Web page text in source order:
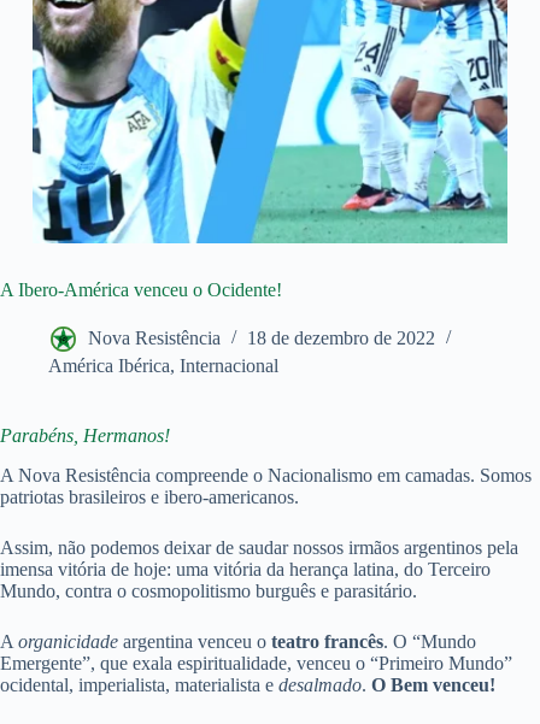
A Ibero-América venceu o Ocidente!
Nova Resistência
18 de dezembro de 2022
América Ibérica, Internacional
Parabéns, Hermanos!
A Nova Resistência compreende o Nacionalismo em camadas. Somos
patriotas brasileiros e ibero-americanos.
Assim, não podemos deixar de saudar nossos irmãos argentinos pela
imensa vitória de hoje: uma vitória da herança latina, do Terceiro
Mundo, contra o cosmopolitismo burguês e parasitário.
A organicidade argentina venceu o teatro francês. O “Mundo
Emergente”, que exala espiritualidade, venceu o “Primeiro Mundo”
ocidental, imperialista, materialista e desalmado. O Bem venceu!